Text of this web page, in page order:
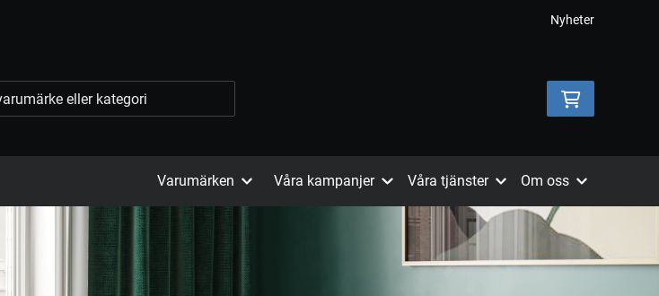
Nyheter
Varumärken Våra kampanjer Våra tjänster Om oss